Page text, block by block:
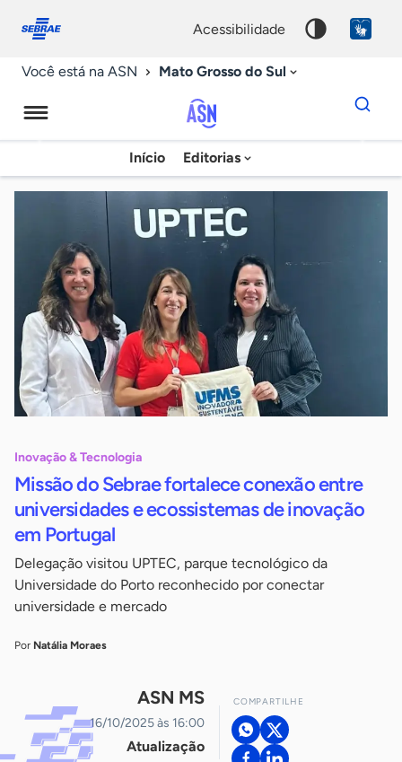
conosco
acessibilidade
Você está na ASN Mato Grosso do Sul
Agência
Sebrae
de
Notícias
Início Editorias
Dados
para
chave
Inovação & Tecnologia
Missão do Sebrae fortalece conexão entre
universidades e ecossistemas de inovação
em Portugal
Delegação visitou UPTEC, parque tecnológico da
Universidade do Porto reconhecido por conectar
universidade e mercado
Por Natália Moraes
ASN MS
16/10/2025 às 16:00
Atualização
COMPARTILHE